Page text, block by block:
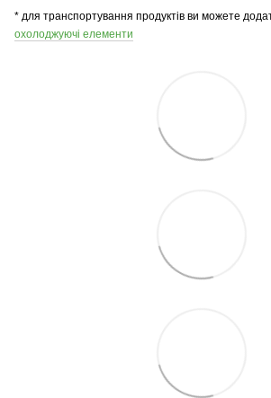
* для транспортування продуктів ви можете
охолоджуючі елементи